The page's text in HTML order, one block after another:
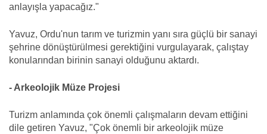
anlayışla yapacağız."
Yavuz, Ordu'nun tarım ve turizmin yanı sıra güçlü bir sanayi
şehrine dönüştürülmesi gerektiğini vurgulayarak, çalıştay
konularından birinin sanayi olduğunu aktardı.
- Arkeolojik Müze Projesi
Turizm anlamında çok önemli çalışmaların devam ettiğini
dile getiren Yavuz, "Çok önemli bir arkeolojik müze